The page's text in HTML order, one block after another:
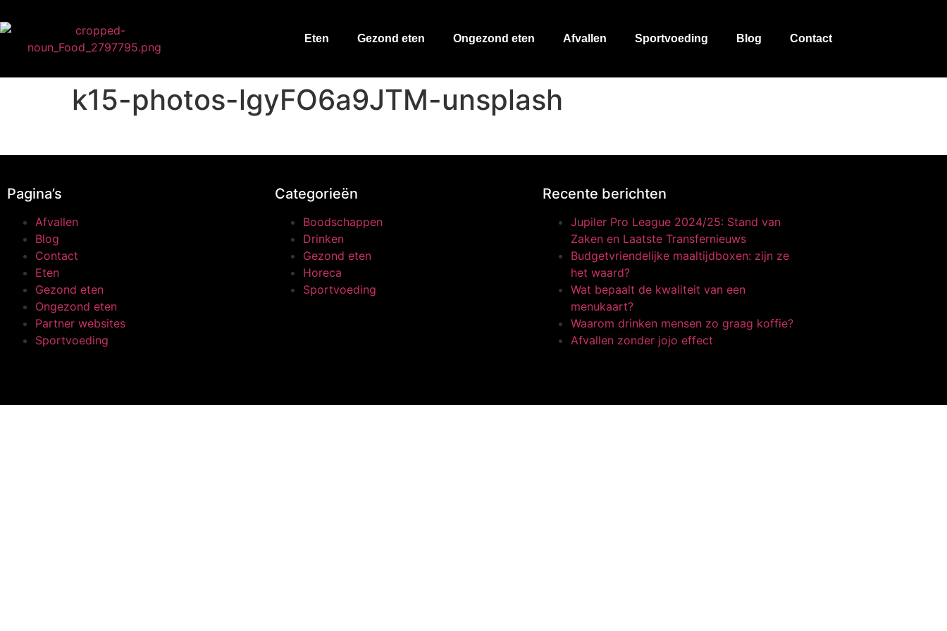
Eten Gezond eten Ongezond eten Afvallen Sportvoeding Blog Contact
k15-photos-lgyFO6a9JTM-unsplash
Pagina’s
Afvallen
Blog
Contact
Eten
Gezond eten
Ongezond eten
Partner websites
Sportvoeding
Categorieën
Boodschappen
Drinken
Gezond eten
Horeca
Sportvoeding
Recente berichten
Jupiler Pro League 2024/25: Stand van
Zaken en Laatste Transfernieuws
Budgetvriendelijke maaltijdboxen: zijn ze
het waard?
Wat bepaalt de kwaliteit van een
menukaart?
Waarom drinken mensen zo graag koffie?
Afvallen zonder jojo effect